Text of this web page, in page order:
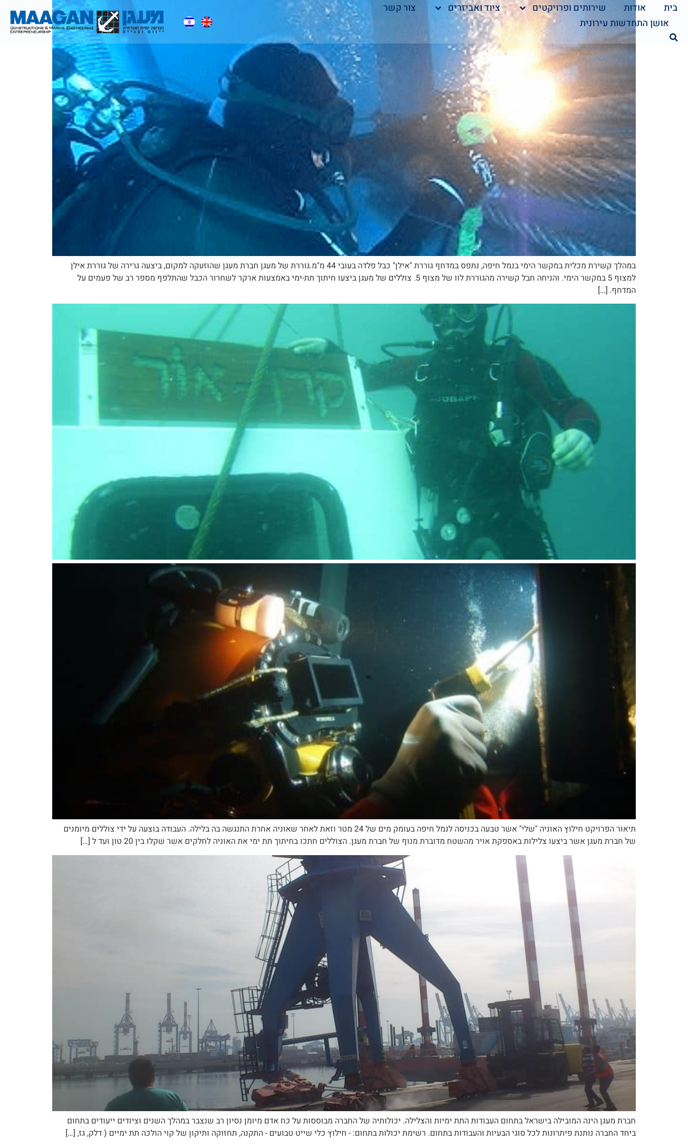
בית אודות שירותים ופרויקטים ציוד ואביזרים
צור קשר
אושן התחדשות עירונית
במהלך קשירת מכלית במקשר הימי בנמל חיפה, נתפס במדחף גוררת "אילן" כבל פלדה בעובי 44 מ"מ.גוררת של מעגן חברת מעגן שהוזעקה למקום, ביצעה גרירה של גוררת אילן
למצוף 5 במקשר הימי. והניחה חבל קשירה מהגוררת לוו של מצוף 5. צוללים של מעגן ביצעו חיתוך תת-ימי באמצעות ארקר לשחרור הכבל שהתלפף מספר רב של פעמים על
המדחף. […]
תיאור הפרויקט חילוץ האוניה "שלי" אשר טבעה בכניסה לנמל חיפה בעומק מים של 24 מטר וזאת לאחר שאוניה אחרת התנגשה בה בלילה. העבודה בוצעה על ידי צוללים מיומנים
של חברת מעגן אשר ביצעו צלילות באספקת אויר מהשטח מדוברת מנוף של חברת מעגן. הצוללים חתכו בחיתוך תת ימי את האוניה לחלקים אשר שקלו בין 20 טון ועד ל […]
חברת מעגן הינה המובילה בישראל בתחום העבודות התת ימיות והצלילה. יכולותיה של החברה מבוססות על כח אדם מיומן נסיון רב שנצבר במהלך השנים וציודים ייעודים בתחום
ביחד החברה נותנת פיתרונות לכל סוגי הבעיות והעבודות בתחום. רשימת יכולות בתחום: - חילוץ כלי שייט טבועים - התקנה, תחזוקה ותיקון של קוי הולכה תת ימיים ( דלק, גז, […]